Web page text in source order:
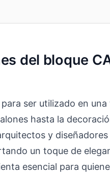
del bloque
para ser utilizado en
hasta la
y
un toque de
esencial para